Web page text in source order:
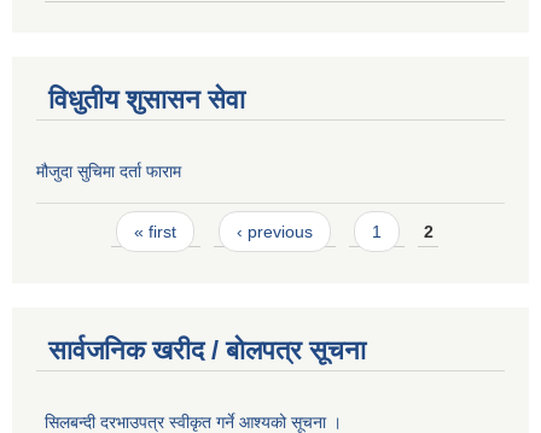
विधुतीय शुसासन सेवा
मौजुदा सुचिमा दर्ता फाराम
Pages« first ‹ previous 1 2
सार्वजनिक खरीद / बोलपत्र सूचना
सिलबन्दी दरभाउपत्र स्वीकृत गर्ने आश्यको सूचना ।